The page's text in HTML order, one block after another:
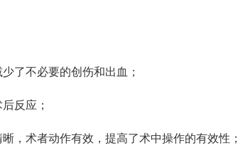
了不必要的创伤和出血；
反应；
术者动作有效，提高了术中操作的有效性；